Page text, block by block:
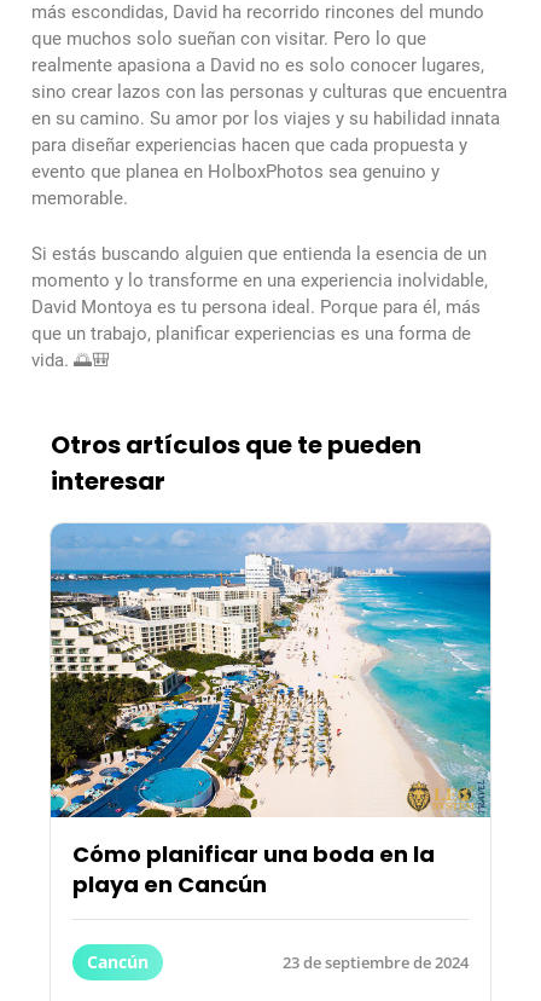
más escondidas, David ha recorrido rincones del mundo
que muchos solo sueñan con visitar. Pero lo que
realmente apasiona a David no es solo conocer lugares,
sino crear lazos con las personas y culturas que encuentra
en su camino. Su amor por los viajes y su habilidad innata
para diseñar experiencias hacen que cada propuesta y
evento que planea en HolboxPhotos sea genuino y
memorable.
Si estás buscando alguien que entienda la esencia de un
momento y lo transforme en una experiencia inolvidable,
David Montoya es tu persona ideal. Porque para él, más
que un trabajo, planificar experiencias es una forma de
vida. 🌅🎒
Otros artículos que te pueden
interesar
Cómo planificar una boda en la
playa en Cancún
Cancún 23 de septiembre de 2024